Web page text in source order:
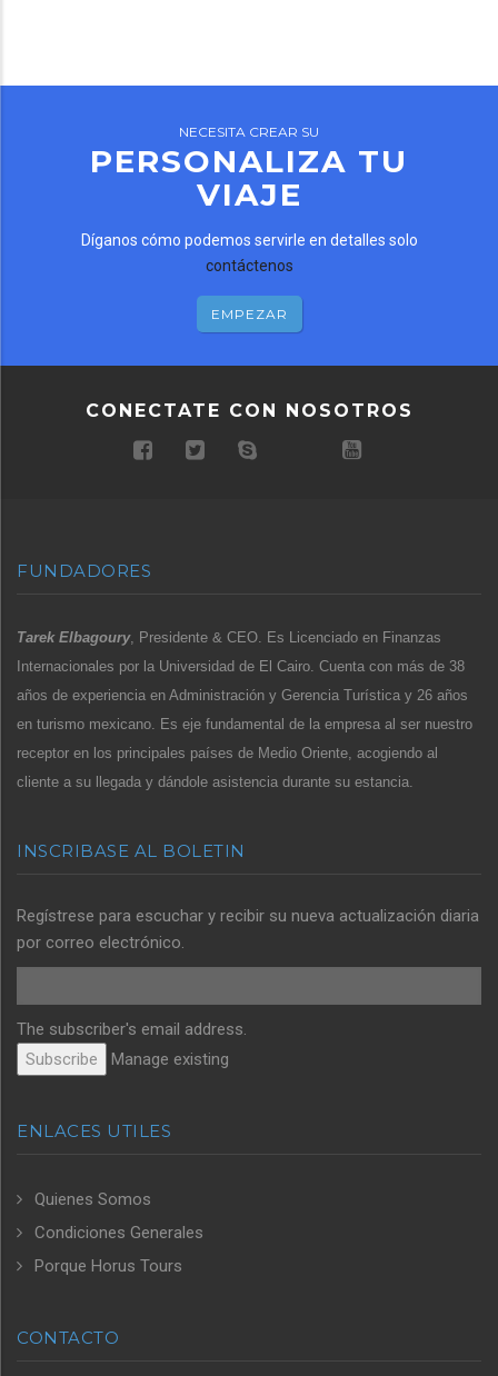
NECESITA CREAR SU
PERSONALIZA TU
VIAJE
Díganos cómo podemos servirle en detalles solo
contáctenos
EMPEZAR
CONECTATE CON NOSOTROS
FUNDADORES
Tarek Elbagoury, Presidente & CEO. Es Licenciado en Finanzas
Internacionales por la Universidad de El Cairo. Cuenta con más de 38
años de experiencia en Administración y Gerencia Turística y 26 años
en turismo mexicano. Es eje fundamental de la empresa al ser nuestro
receptor en los principales países de Medio Oriente, acogiendo al
cliente a su llegada y dándole asistencia durante su estancia.
INSCRIBASE AL BOLETIN
Regístrese para escuchar y recibir su nueva actualización diaria
por correo electrónico.
The subscriber's email address.
Manage existing
ENLACES UTILES
Quienes Somos
Condiciones Generales
Porque Horus Tours
CONTACTO